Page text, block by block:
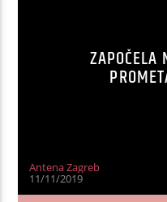
ZAPOČELA
Antena Zagreb
11/11/2019